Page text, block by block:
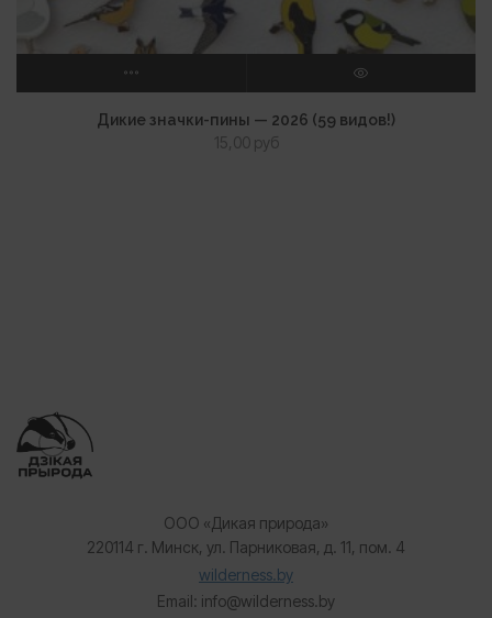
ВЫБЕРИТЕ ПАРАМЕТРЫ ПРОСМОТР
Дикие значки-пины — 2026 (59 видов!)
15,00 руб
ООО «Дикая природа»
220114 г. Минск, ул. Парниковая, д. 11, пом. 4
wilderness.by
Email: info@wilderness.by